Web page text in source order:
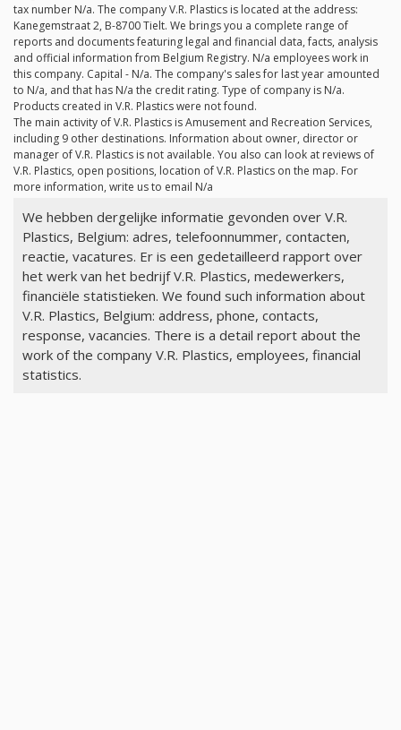
tax number N/a. The company V.R. Plastics is located at the address:
Kanegemstraat 2, B-8700 Tielt. We brings you a complete range of
reports and documents featuring legal and financial data, facts, analysis
and official information from Belgium Registry. N/a employees work in
this company. Capital - N/a. The company's sales for last year amounted
to N/a, and that has N/a the credit rating. Type of company is N/a.
Products created in V.R. Plastics were not found.
The main activity of V.R. Plastics is Amusement and Recreation Services,
including 9 other destinations. Information about owner, director or
manager of V.R. Plastics is not available. You also can look at reviews of
V.R. Plastics, open positions, location of V.R. Plastics on the map. For
more information, write us to email N/a
We hebben dergelijke informatie gevonden over V.R.
Plastics, Belgium: adres, telefoonnummer, contacten,
reactie, vacatures. Er is een gedetailleerd rapport over
het werk van het bedrijf V.R. Plastics, medewerkers,
financiële statistieken. We found such information about
V.R. Plastics, Belgium: address, phone, contacts,
response, vacancies. There is a detail report about the
work of the company V.R. Plastics, employees, financial
statistics.